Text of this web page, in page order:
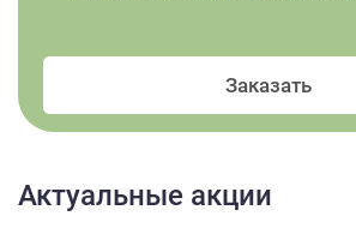
Заказать
Актуальные акции